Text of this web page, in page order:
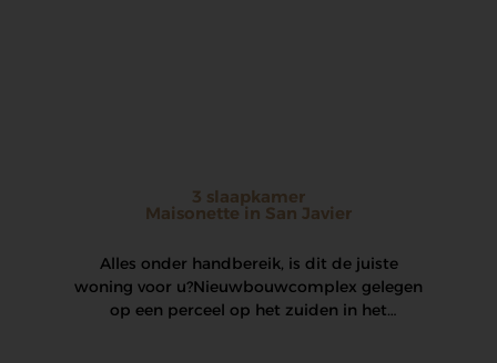
3 slaapkamer
Maisonette in San Javier
Alles onder handbereik, is dit de juiste
woning voor u? Nieuwbouwcomplex gelegen
op een perceel op het zuiden in het